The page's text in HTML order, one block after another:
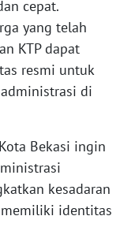
cepat.
yang telah
KTP dapat
resmi untuk
di
Bekasi ingin
kesadaran
identitas